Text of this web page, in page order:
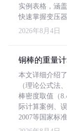
实例表格，涵
快速掌握变压
2026年8月4日
铜棒的重量
本文详细介绍
（理论公式法
棒密度取值（
际计算案例、
2007等国家标准